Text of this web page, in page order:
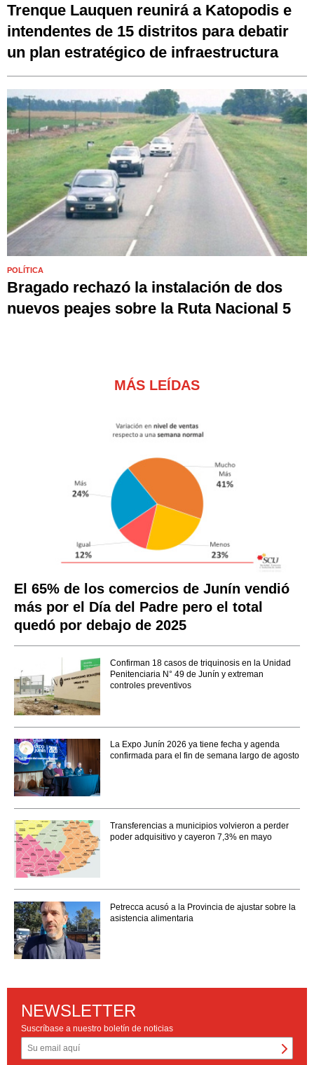
Trenque Lauquen reunirá a Katopodis e
intendentes de 15 distritos para debatir
un plan estratégico de infraestructura
POLÍTICA
Bragado rechazó la instalación de dos
nuevos peajes sobre la Ruta Nacional 5
MÁS LEÍDAS
El 65% de los comercios de Junín vendió
más por el Día del Padre pero el total
quedó por debajo de 2025
Confirman 18 casos de triquinosis en la Unidad
Penitenciaria N° 49 de Junín y extreman
controles preventivos
La Expo Junín 2026 ya tiene fecha y agenda
confirmada para el fin de semana largo de agosto
Transferencias a municipios volvieron a perder
poder adquisitivo y cayeron 7,3% en mayo
Petrecca acusó a la Provincia de ajustar sobre la
asistencia alimentaria
NEWSLETTER
Suscríbase a nuestro boletín de noticias